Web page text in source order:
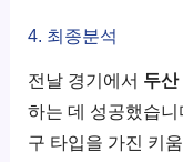
4. 최종분석
전날 경기에서 두
하는 데 성공했습
구 타입을 가진 키